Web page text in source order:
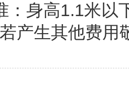
：身高1.1米以
产生其他费用